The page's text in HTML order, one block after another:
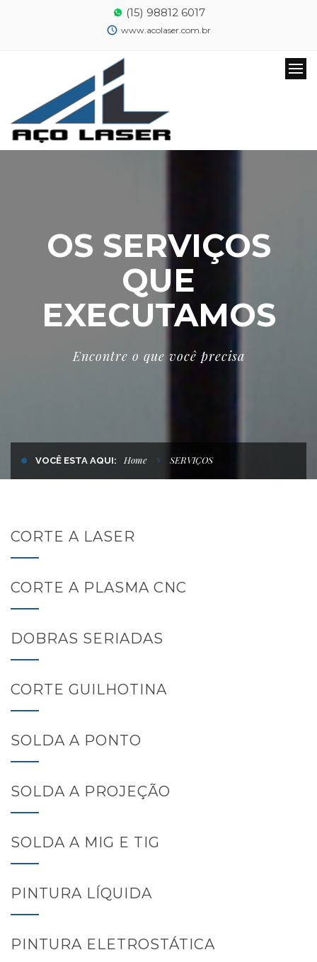
(15) 98812 6017
www.acolaser.com.br
OS SERVIÇOS
QUE
EXECUTAMOS
Encontre o que você precisa
VOCÊ ESTA AQUI: Home SERVIÇOS
CORTE A LASER
CORTE A PLASMA CNC
DOBRAS SERIADAS
CORTE GUILHOTINA
SOLDA A PONTO
SOLDA A PROJEÇÃO
SOLDA A MIG E TIG
PINTURA LÍQUIDA
PINTURA ELETROSTÁTICA